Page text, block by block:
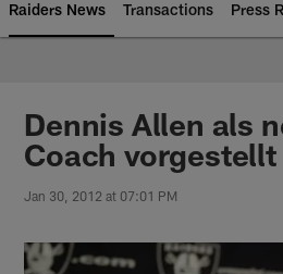
Raiders News Transactions Press
Dennis Allen als
Coach vorgestellt
Jan 30, 2012 at 07:01 PM